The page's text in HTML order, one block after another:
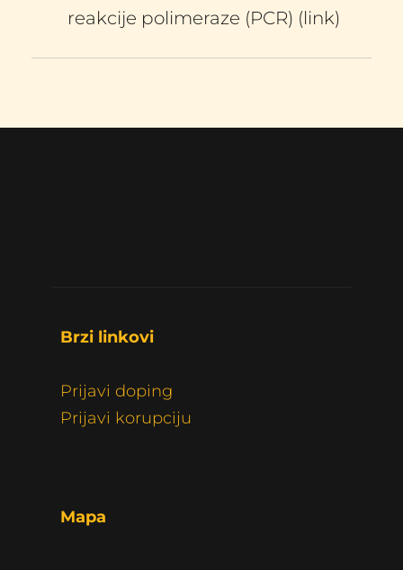
reakcije polimeraze (PCR) (link)
Brzi linkovi
Prijavi doping
Prijavi korupciju
Mapa